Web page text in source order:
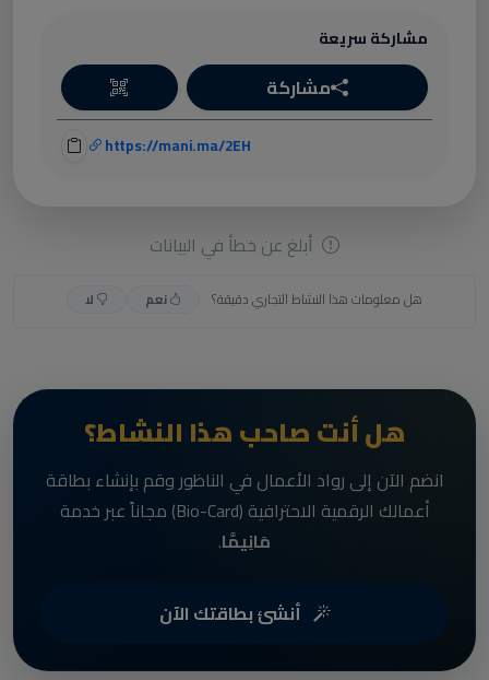
مشاركة سريعة
مشاركة
https://mani.ma/2EH
أبلغ عن خطأ في البيانات
هل معلومات هذا النشاط التجاري دقيقة؟ نعم لا
هل أنت صاحب هذا النشاط؟
انضم الآن إلى رواد الأعمال في الناظور وقم بإنشاء بطاقة
أعمالك الرقمية الاحترافية (Bio-Card) مجاناً عبر خدمة
مَانِيمَّا.
أنشئ بطاقتك الآن